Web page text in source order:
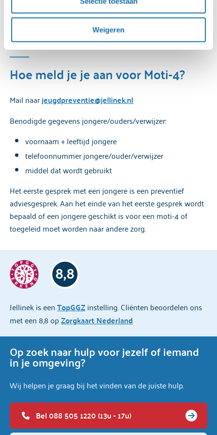
Voor een uitgebreide uitleg over onze cookies en
cookiebeleid en de privacyverklaring raadplegen.
Weigeren
werkdag bereikbaar van 13:00 tot 17:00. Je kunt ook kijken
op de landelijke Moti-4 website.moti4.nl
Hoe meld je je aan voor Moti-4?
Mail naarjeugdpreventie@jellinek.nl
Benodigde gegevens jongere/ouders/verwijzer:
voornaam + leeftijd jongere
telefoonnummer jongere/ouder/verwijzer
middel dat wordt gebruikt
Het eerste gesprek met een jongere is een preventief
adviesgesprek. Aan het einde van het eerste gesprek wordt
bepaald of een jongere geschikt is voor een moti-4 of
toegeleid moet worden naar andere zorg.
Jellinek is eenTopGGZinstelling. Cliënten beoordelen ons
met een 8,8 opZorgkaart Nederland
8,8
Op zoek naar hulp voor jezelf of iemand
in je omgeving?
Wij helpen je graag bij het vinden van de juiste hulp.
Bel 088 505 1220 (13u - 17u)